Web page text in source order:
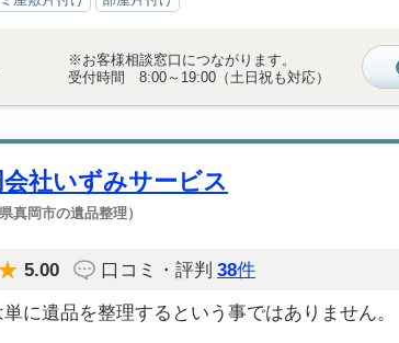
※お客様相談窓口につながります。
受付時間 8:00～19:00（土日祝も対応）
社いずみサービス
県真岡市の遺品整理）
5.00 口コミ・評判 38件
に遺品を整理するという事ではありません。